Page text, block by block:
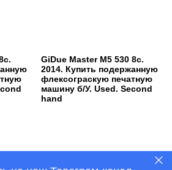
GiDue Master M5 530 8c.
2014. Купить подержанную
флексограскую печатную
машину б/У. Used. Second
hand